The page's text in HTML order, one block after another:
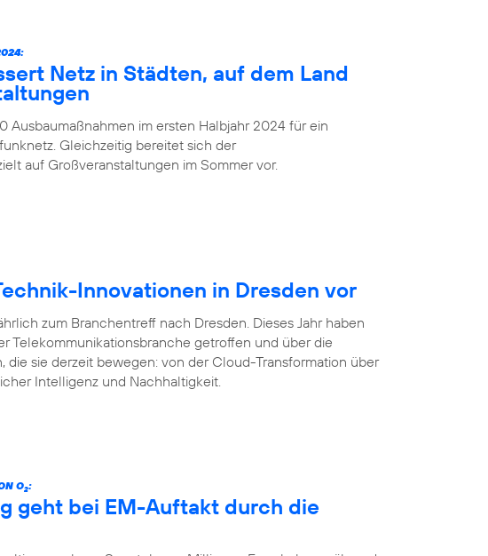
Netz in Städten, auf dem Land
Ausbaumaßnahmen im ersten Halbjahr 2024 für ein
Gleichzeitig bereitet sich der
auf Großveranstaltungen im Sommer vor.
Innovationen in Dresden vor
zum Branchentreff nach Dresden. Dieses Jahr haben
Telekommunikationsbranche getroffen und über die
sie derzeit bewegen: von der Cloud-Transformation über
Intelligenz und Nachhaltigkeit.
O2:
geht bei EM-Auftakt durch die